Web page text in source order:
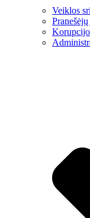
Veiklos
Pranešėjų